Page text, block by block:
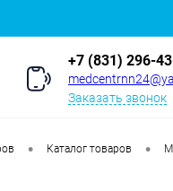
+7 (831) 296-
Заказать звонок
• Каталог товаров •